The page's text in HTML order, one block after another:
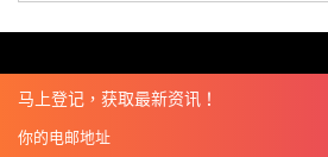
马上登记，获取最新资讯！